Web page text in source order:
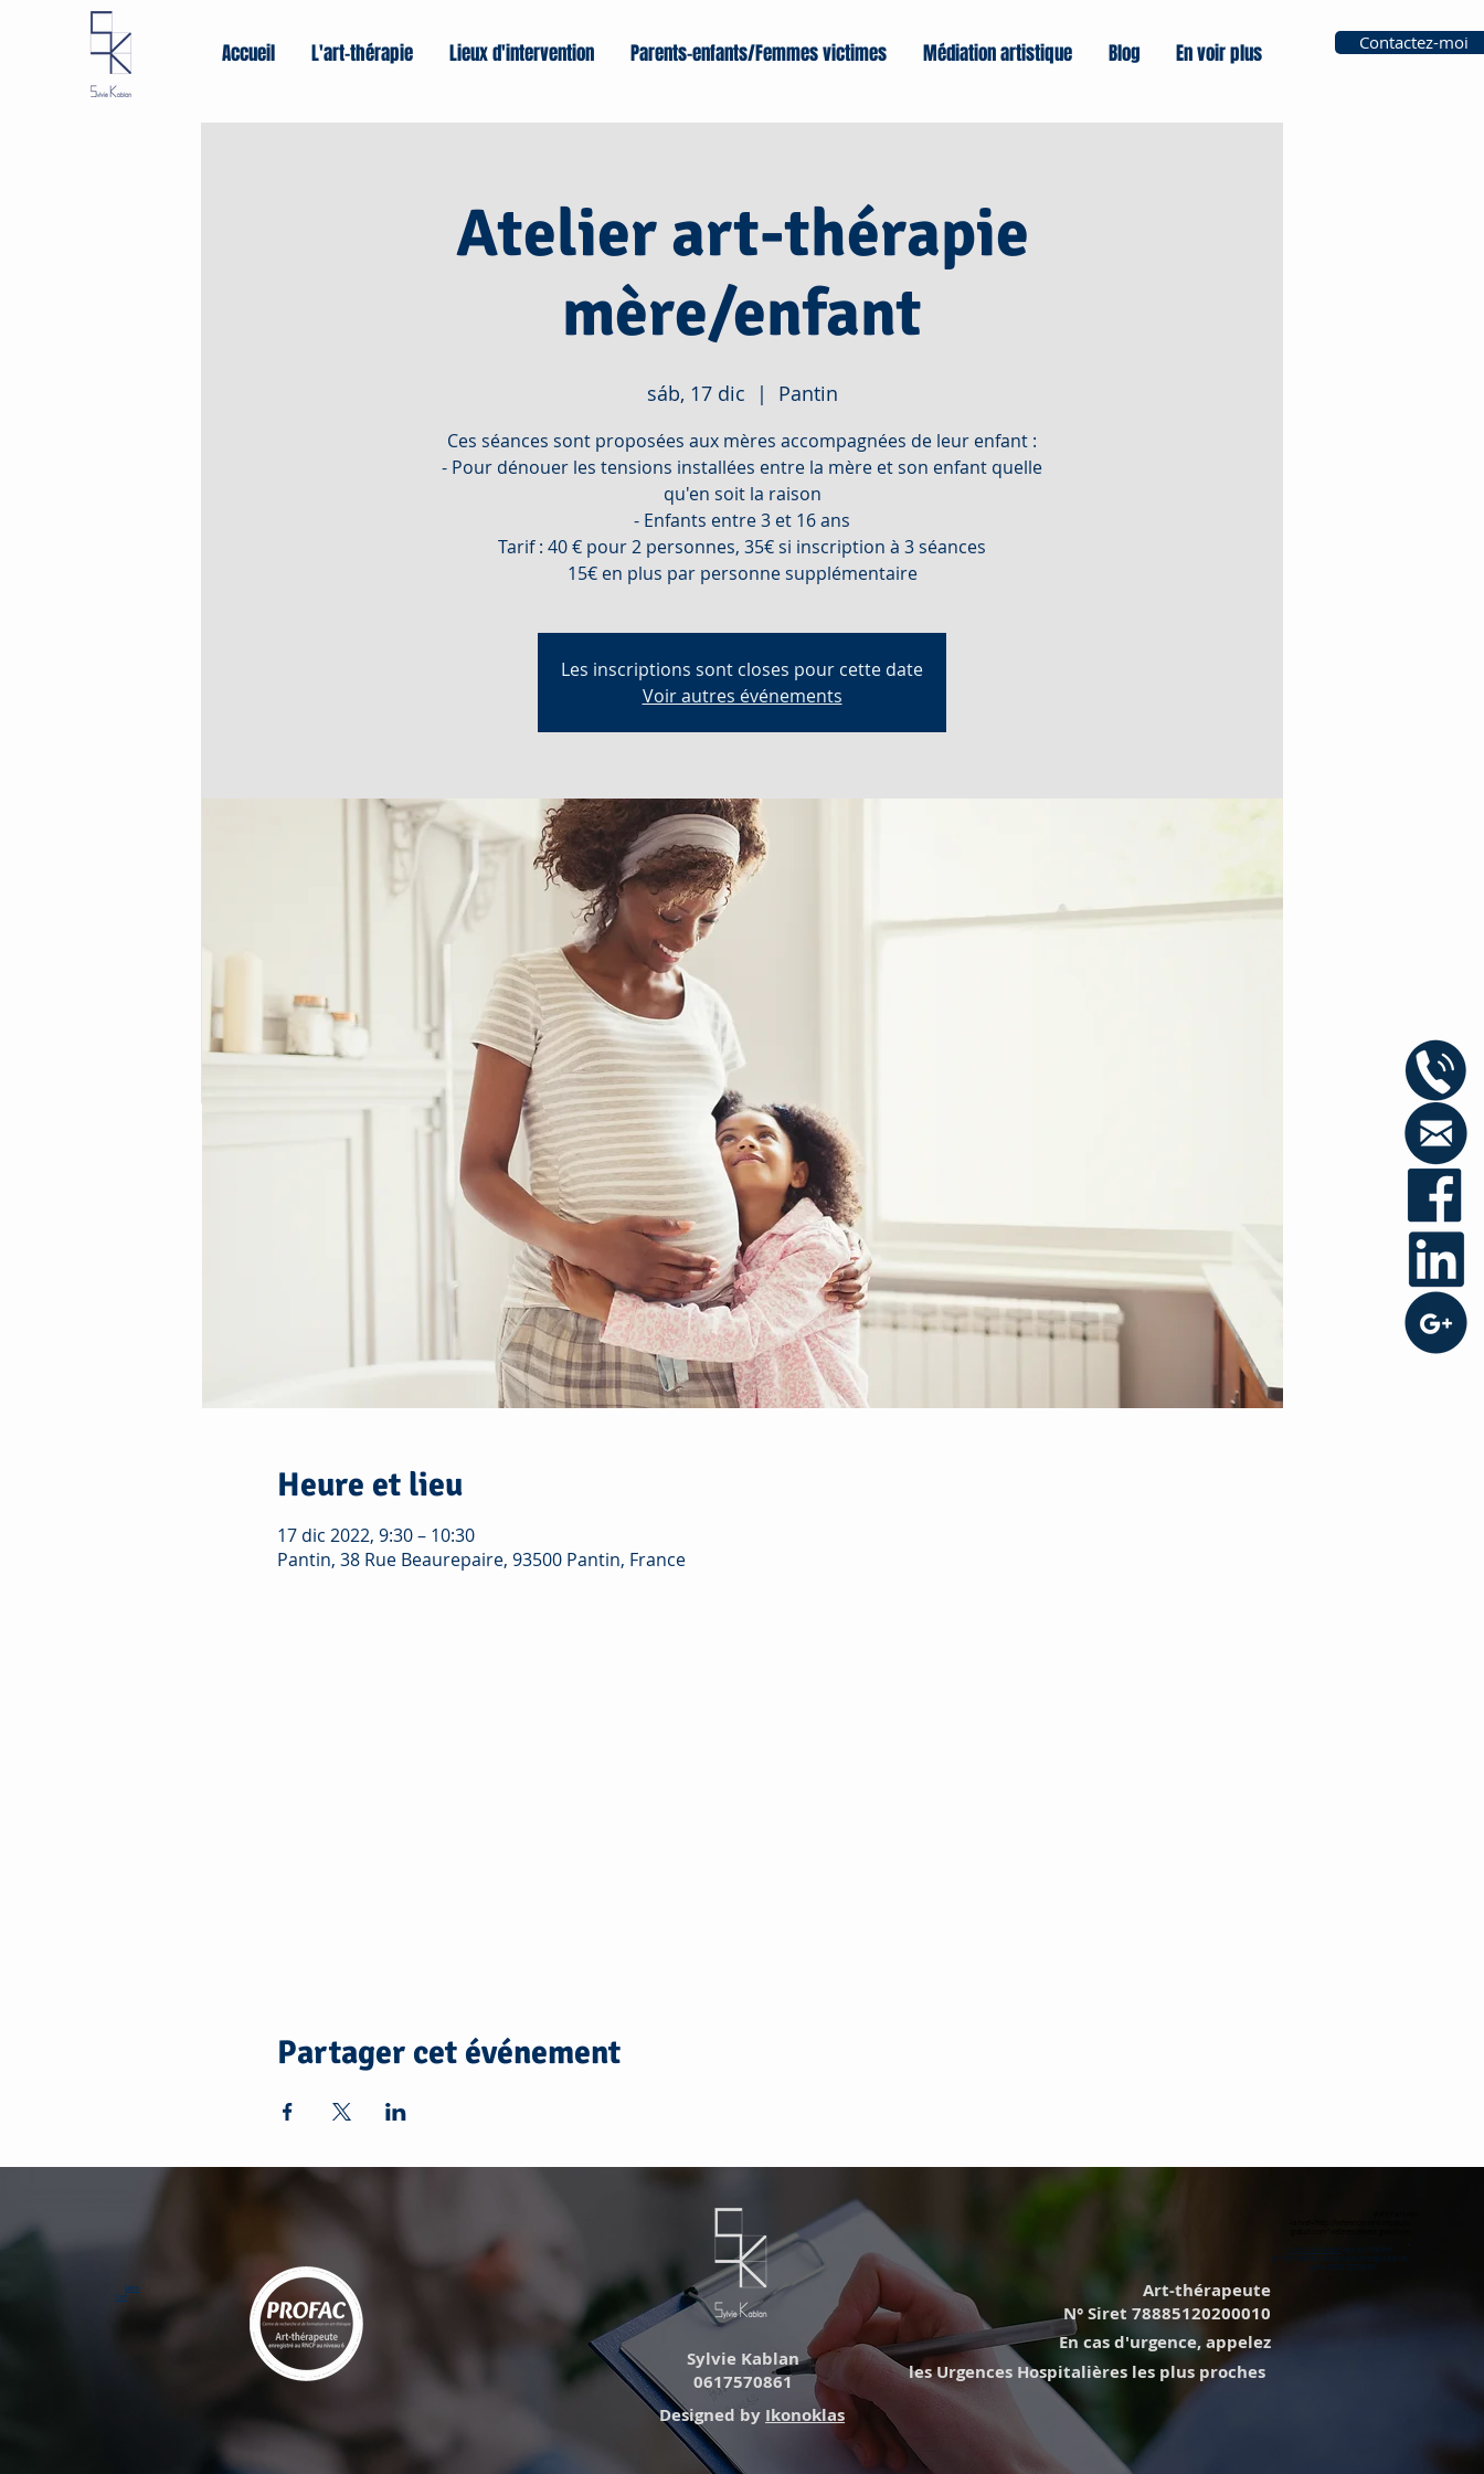
Accueil L'art-thérapie Lieux d'intervention Parents-enfants/Femmes victimes Médiation artistique Blog En voir plus Contactez-moi
Atelier art-thérapie
mère/enfant
sáb, 17 dic
  |
Pantin
Ces séances sont proposées aux mères accompagnées de leur enfant :
- Pour dénouer les tensions installées entre la mère et son enfant quelle
qu'en soit la raison
- Enfants entre 3 et 16 ans
Tarif : 40 € pour 2 personnes, 35€ si inscription à 3 séances
15€ en plus par personne supplémentaire
Les inscriptions sont closes pour cette date
Voir autres événements
Heure et lieu
17 dic 2022, 9:30 – 10:30
Pantin, 38 Rue Beaurepaire, 93500 Pantin, France
Partager cet événement
Lien
Lien
Sylvie Kablan
0617570861
Designed by Ikonoklas
Art-thérapeute
N° Siret 78885120200010
En cas d'urgence, appelez
les Urgences Hospitalières les plus proches
sylvie-78885120200010/